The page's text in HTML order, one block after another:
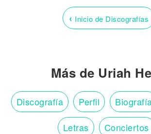
‹ Inicio de Discografías
Más de Uriah
Discografía Perfil
Letras Conciertos